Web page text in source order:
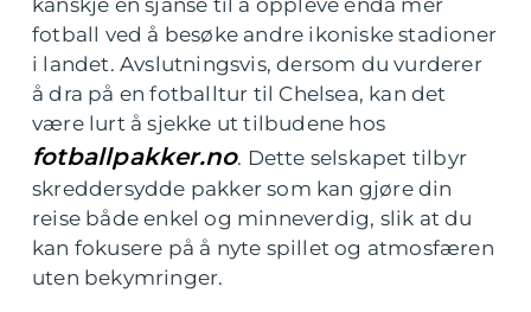
kanskje en sjanse til å oppleve enda mer
fotball ved å besøke andre ikoniske stadioner
i landet. Avslutningsvis, dersom du vurderer
å dra på en fotballtur til Chelsea, kan det
være lurt å sjekke ut tilbudene hos
fotballpakker.no. Dette selskapet tilbyr
skreddersydde pakker som kan gjøre din
reise både enkel og minneverdig, slik at du
kan fokusere på å nyte spillet og atmosfæren
uten bekymringer.